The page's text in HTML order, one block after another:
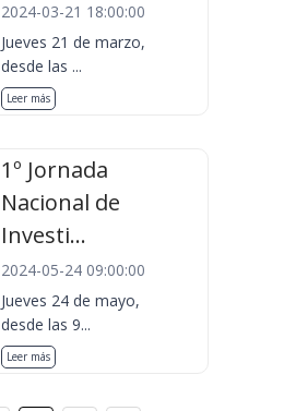
2024-03-21 18:00:00
Jueves 21 de marzo,
desde las ...
Leer más
1º Jornada
Nacional de
Investi...
2024-05-24 09:00:00
Jueves 24 de mayo,
desde las 9...
Leer más